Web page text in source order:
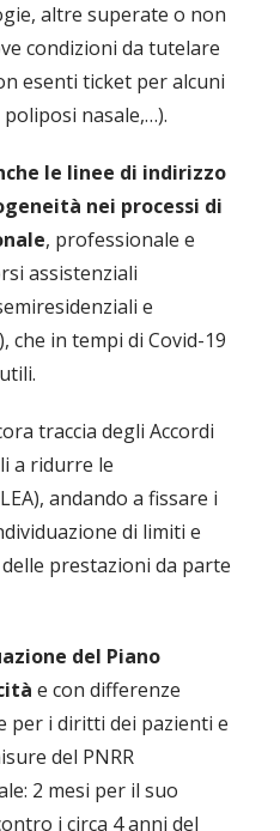
altre superate o non
condizioni da tutelare
esenti ticket per alcuni
poliposi nasale,…).
le linee di indirizzo
nei processi di
, professionale e
assistenziali
e
che in tempi di Covid-19
traccia degli Accordi
a ridurre le
andando a fissare i
di limiti e
prestazioni da parte
del Piano
e con differenze
per i diritti dei pazienti e
del PNRR
2 mesi per il suo
i circa 4 anni del